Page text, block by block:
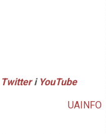
Twitter і YouTube
UAINFO